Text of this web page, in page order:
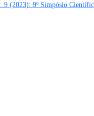
(2023): 9º Simpósio